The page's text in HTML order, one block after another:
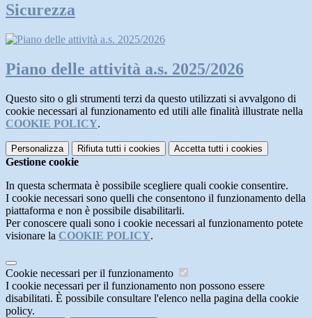
Sicurezza
Piano delle attività a.s. 2025/2026
Questo sito o gli strumenti terzi da questo utilizzati si avvalgono di
cookie necessari al funzionamento ed utili alle finalità illustrate nella
COOKIE POLICY.
Personalizza Rifiuta tutti i cookies Accetta tutti i cookies
Gestione cookie
In questa schermata è possibile scegliere quali cookie consentire.
I cookie necessari sono quelli che consentono il funzionamento della
piattaforma e non è possibile disabilitarli.
Per conoscere quali sono i cookie necessari al funzionamento potete
visionare la COOKIE POLICY.
Cookie necessari per il funzionamento
I cookie necessari per il funzionamento non possono essere
disabilitati. È possibile consultare l'elenco nella pagina della cookie
policy.